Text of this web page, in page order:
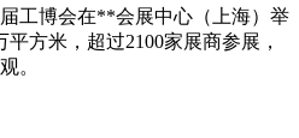
工博会在**会展中心（上海）举
方米，超过2100家展商参展，
观。